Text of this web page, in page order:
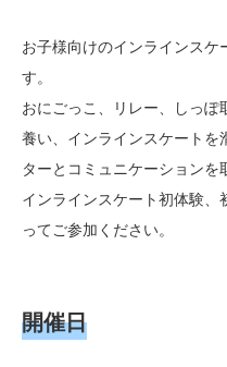
お子様向けのインラインスケ
す。
おにごっこ、リレー、しっぽ
養い、インラインスケートを
ターとコミュニケーションを
インラインスケート初体験、
ってご参加ください。
開催日